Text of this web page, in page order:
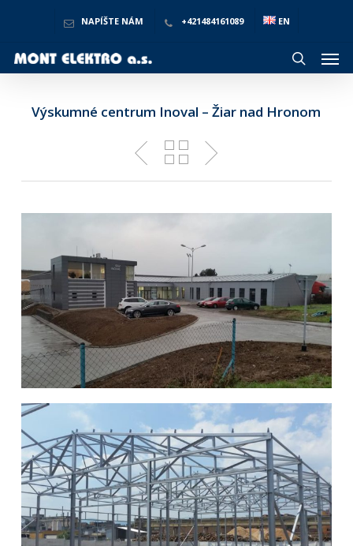
NAPÍŠTE NÁM +421484161089 EN
search
Výskumné centrum Inoval – Žiar nad Hronom